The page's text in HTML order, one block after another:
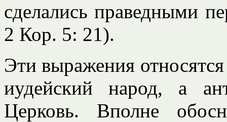
сделались праведными
2 Кор. 5: 21).
Эти выражения
иудейский народ, а
Церковь. Вполне